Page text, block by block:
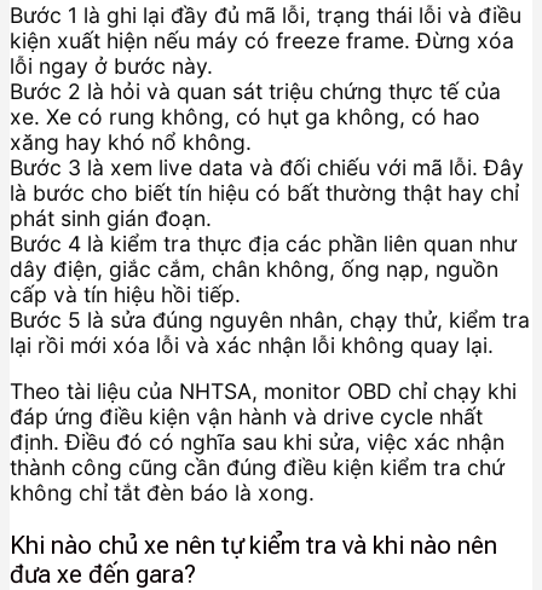
Bước 1 là ghi lại đầy đủ mã lỗi, trạng thái lỗi và điều
kiện xuất hiện nếu máy có freeze frame. Đừng xóa
lỗi ngay ở bước này.
Bước 2 là hỏi và quan sát triệu chứng thực tế của
xe. Xe có rung không, có hụt ga không, có hao
xăng hay khó nổ không.
Bước 3 là xem live data và đối chiếu với mã lỗi. Đây
là bước cho biết tín hiệu có bất thường thật hay chỉ
phát sinh gián đoạn.
Bước 4 là kiểm tra thực địa các phần liên quan như
dây điện, giắc cắm, chân không, ống nạp, nguồn
cấp và tín hiệu hồi tiếp.
Bước 5 là sửa đúng nguyên nhân, chạy thử, kiểm tra
lại rồi mới xóa lỗi và xác nhận lỗi không quay lại.
Theo tài liệu của NHTSA, monitor OBD chỉ chạy khi
đáp ứng điều kiện vận hành và drive cycle nhất
định. Điều đó có nghĩa sau khi sửa, việc xác nhận
thành công cũng cần đúng điều kiện kiểm tra chứ
không chỉ tắt đèn báo là xong.
Khi nào chủ xe nên tự kiểm tra và khi nào nên
đưa xe đến gara?